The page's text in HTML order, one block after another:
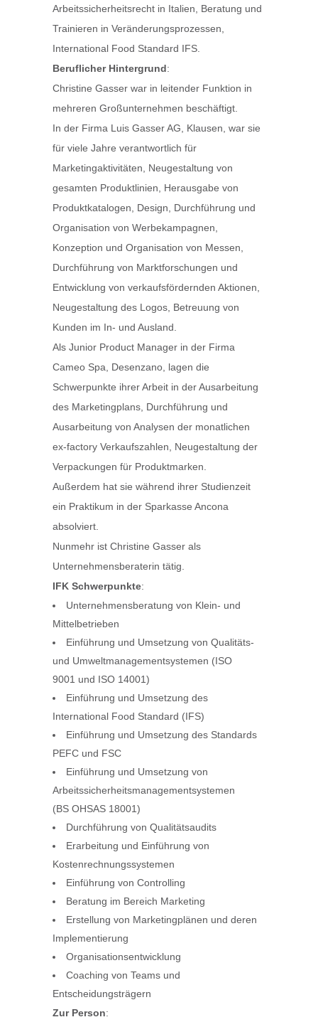
Arbeitssicherheitsrecht in Italien, Beratung und
Trainieren in Veränderungsprozessen,
International Food Standard IFS.
Beruflicher Hintergrund:
Christine Gasser war in leitender Funktion in
mehreren Großunternehmen beschäftigt.
In der Firma Luis Gasser AG, Klausen, war sie
für viele Jahre verantwortlich für
Marketingaktivitäten, Neugestaltung von
gesamten Produktlinien, Herausgabe von
Produktkatalogen, Design, Durchführung und
Organisation von Werbekampagnen,
Konzeption und Organisation von Messen,
Durchführung von Marktforschungen und
Entwicklung von verkaufsfördernden Aktionen,
Neugestaltung des Logos, Betreuung von
Kunden im In- und Ausland.
Als Junior Product Manager in der Firma
Cameo Spa, Desenzano, lagen die
Schwerpunkte ihrer Arbeit in der Ausarbeitung
des Marketingplans, Durchführung und
Ausarbeitung von Analysen der monatlichen
ex-factory Verkaufszahlen, Neugestaltung der
Verpackungen für Produktmarken.
Außerdem hat sie während ihrer Studienzeit
ein Praktikum in der Sparkasse Ancona
absolviert.
Nunmehr ist Christine Gasser als
Unternehmensberaterin tätig.
IFK Schwerpunkte:
Unternehmensberatung von Klein- und
Mittelbetrieben
Einführung und Umsetzung von Qualitäts-
und Umweltmanagementsystemen (ISO
9001 und ISO 14001)
Einführung und Umsetzung des
International Food Standard (IFS)
Einführung und Umsetzung des Standards
PEFC und FSC
Einführung und Umsetzung von
Arbeitssicherheitsmanagementsystemen
(BS OHSAS 18001)
Durchführung von Qualitätsaudits
Erarbeitung und Einführung von
Kostenrechnungssystemen
Einführung von Controlling
Beratung im Bereich Marketing
Erstellung von Marketingplänen und deren
Implementierung
Organisationsentwicklung
Coaching von Teams und
Entscheidungsträgern
Zur Person: